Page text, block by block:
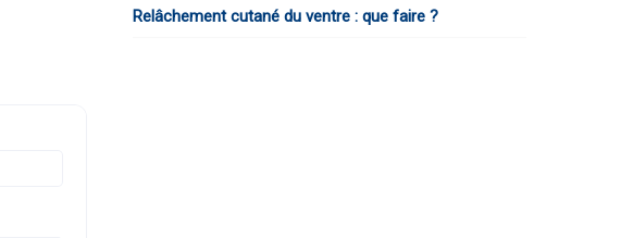
Relâchement cutané du ventre : que faire ?